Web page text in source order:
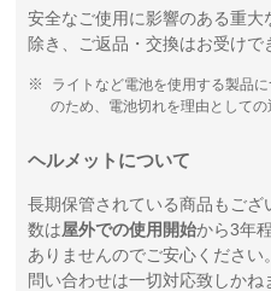
安全なご使用に影響のある重
除き、ご返品・交換はお受けで
ライトなど電池を使用する製品
のため、電池切れを理由として
ヘルメットについて
長期保管されている商品もご
数は屋外での使用開始から3年
ありませんのでご安心くださ
問い合わせは一切対応致しかね